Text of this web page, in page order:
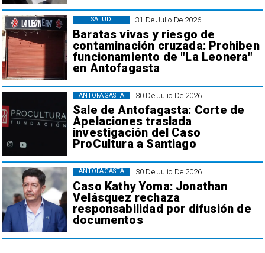
31 De Julio De 2026
Baratas vivas y riesgo de
contaminación cruzada: Prohiben
funcionamiento de "La Leonera"
en Antofagasta
SALUD
30 De Julio De 2026
Sale de Antofagasta: Corte de
Apelaciones traslada
investigación del Caso
ProCultura a Santiago
ANTOFAGASTA
30 De Julio De 2026
Caso Kathy Yoma: Jonathan
Velásquez rechaza
responsabilidad por difusión de
documentos
ANTOFAGASTA